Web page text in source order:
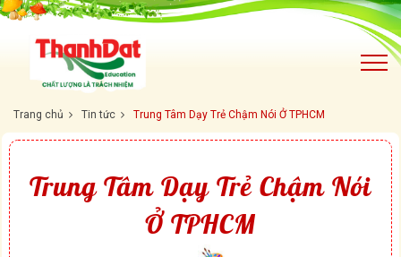
Trang chủ Tin tức Trung Tâm Dạy Trẻ Chậm Nói Ở TPHCM
Trung Tâm Dạy Trẻ Chậm Nói
Ở TPHCM